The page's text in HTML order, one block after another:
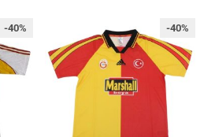
-40% -40%